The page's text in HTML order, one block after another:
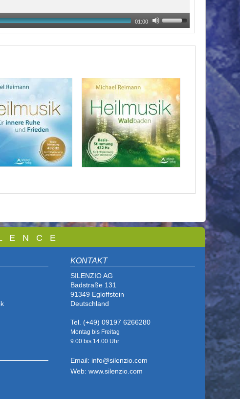
01:00
N C E
KONTAKT
SILENZIO AG
Badstraße 131
91349 Egloffstein
Deutschland
Tel. (+49) 09197 6266280
Montag bis Freitag
9:00 bis 14:00 Uhr
Email: info@silenzio.com
Web: www.silenzio.com